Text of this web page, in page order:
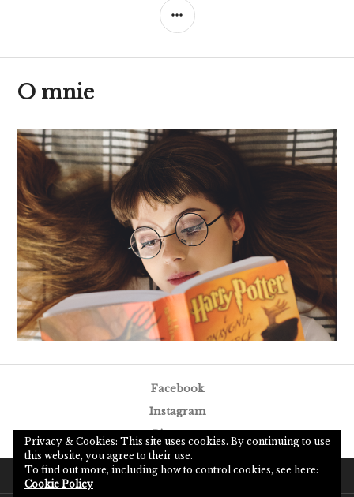
SIDEBAR
O mnie
Facebook
Instagram
Pinterest
FacebookInstagram
Pinterest
Privacy & Cookies: This site uses cookies. By continuing to use
this website, you agree to their use.
To find out more, including how to control cookies, see here:
Cookie Policy